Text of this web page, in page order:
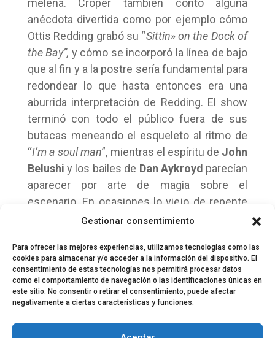
Gestionar consentimiento
Para ofrecer las mejores experiencias, utilizamos tecnologías como las
cookies para almacenar y/o acceder a la información del dispositivo. El
consentimiento de estas tecnologías nos permitirá procesar datos
como el comportamiento de navegación o las identificaciones únicas en
este sitio. No consentir o retirar el consentimiento, puede afectar
negativamente a ciertas características y funciones.
melena. Croper también contó alguna
anécdota divertida como por ejemplo cómo
Ottis Redding grabó su “Sittin» on the Dock of
the Bay”, y cómo se incorporó la línea de bajo
que al fin y a la postre sería fundamental para
redondear lo que hasta entonces era una
aburrida interpretación de Redding. El show
terminó con todo el público fuera de sus
butacas meneando el esqueleto al ritmo de
“I’m a soul man”, mientras el espíritu de John
Belushi y los bailes de Dan Aykroyd parecían
aparecer por arte de magia sobre el
escenario. En ocasiones lo viejo de repente
no se vuelve algo apolillado y casposo, todo